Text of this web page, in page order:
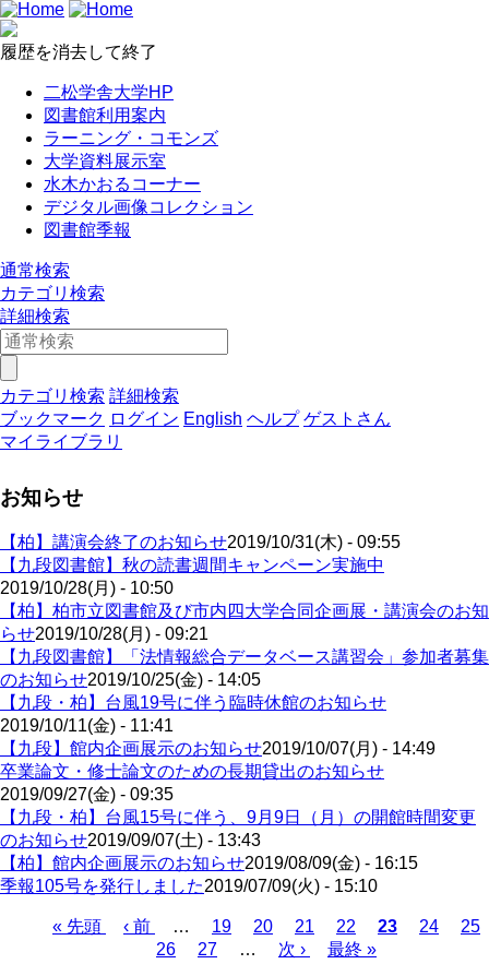
履歴を消去して終了
二松学舎大学HP
図書館利用案内
ラーニング・コモンズ
大学資料展示室
水木かおるコーナー
デジタル画像コレクション
図書館季報
通常検索
カテゴリ検索
詳細検索
カテゴリ検索 詳細検索
ブックマーク ログイン English ヘルプ ゲストさん
マイライブラリ
お知らせ
【柏】講演会終了のお知らせ2019/10/31(木) - 09:55
【九段図書館】秋の読書週間キャンペーン実施中
2019/10/28(月) - 10:50
【柏】柏市立図書館及び市内四大学合同企画展・講演会のお知
らせ2019/10/28(月) - 09:21
【九段図書館】「法情報総合データベース講習会」参加者募集
のお知らせ2019/10/25(金) - 14:05
【九段・柏】台風19号に伴う臨時休館のお知らせ
2019/10/11(金) - 11:41
【九段】館内企画展示のお知らせ2019/10/07(月) - 14:49
卒業論文・修士論文のための長期貸出のお知らせ
2019/09/27(金) - 09:35
【九段・柏】台風15号に伴う、9月9日（月）の開館時間変更
のお知らせ2019/09/07(土) - 13:43
【柏】館内企画展示のお知らせ2019/08/09(金) - 16:15
季報105号を発行しました2019/07/09(火) - 15:10
先
« 先頭
前
‹ 前 …
ペ
ー
19
ペ
ー
20
ペ
ー
21
ペ
ー
22
カ
23
ペ
24
ペ
25
ペ
26
ペ
27 …
次
次 ›
最
最終 »